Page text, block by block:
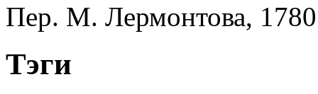
Пер. М. Лермонтова, 1780
Тэги